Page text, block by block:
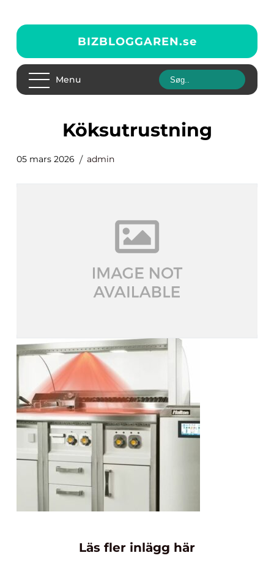
BIZBLOGGAREN.se
Menu
köksutrustning
05 mars 2026 admin
Läs fler inlägg här